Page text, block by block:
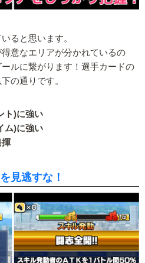
ると思います。
意なエリアが分かれているの
ルに繋がります！選手カードの
の通りです。
ト)に強い
ム)に強い
見逃すな！